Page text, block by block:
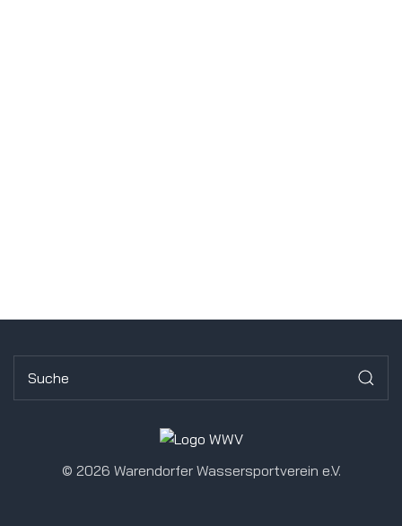
© 2026 Warendorfer Wassersportverein e.V.